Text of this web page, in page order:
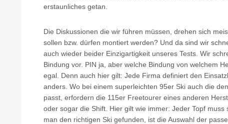
erstaunliches getan.
Die Diskussionen die wir führen müssen, drehen sich
sollen bzw. dürfen montiert werden? Und da sind wir
auch wieder beider Einzigartigkeit unseres Tests. Wir
Bindung vor. PIN ja, aber welche Bindung von welchem
egal. Denn auch hier gilt: Jede Firma definiert den
anders. Wo bei einem superleichten 95er Ski auch die
passt, erfordern die 115er Freetourer eines anderen
oder sogar die Shift. Hier gilt wie immer: Jeder Topf muss
man den richtigen Ski gefunden, ist die Auswahl der